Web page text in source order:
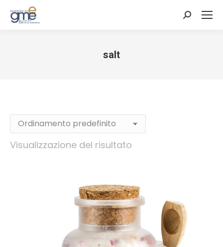
Cerca:
salt
Visualizzazione del risultato